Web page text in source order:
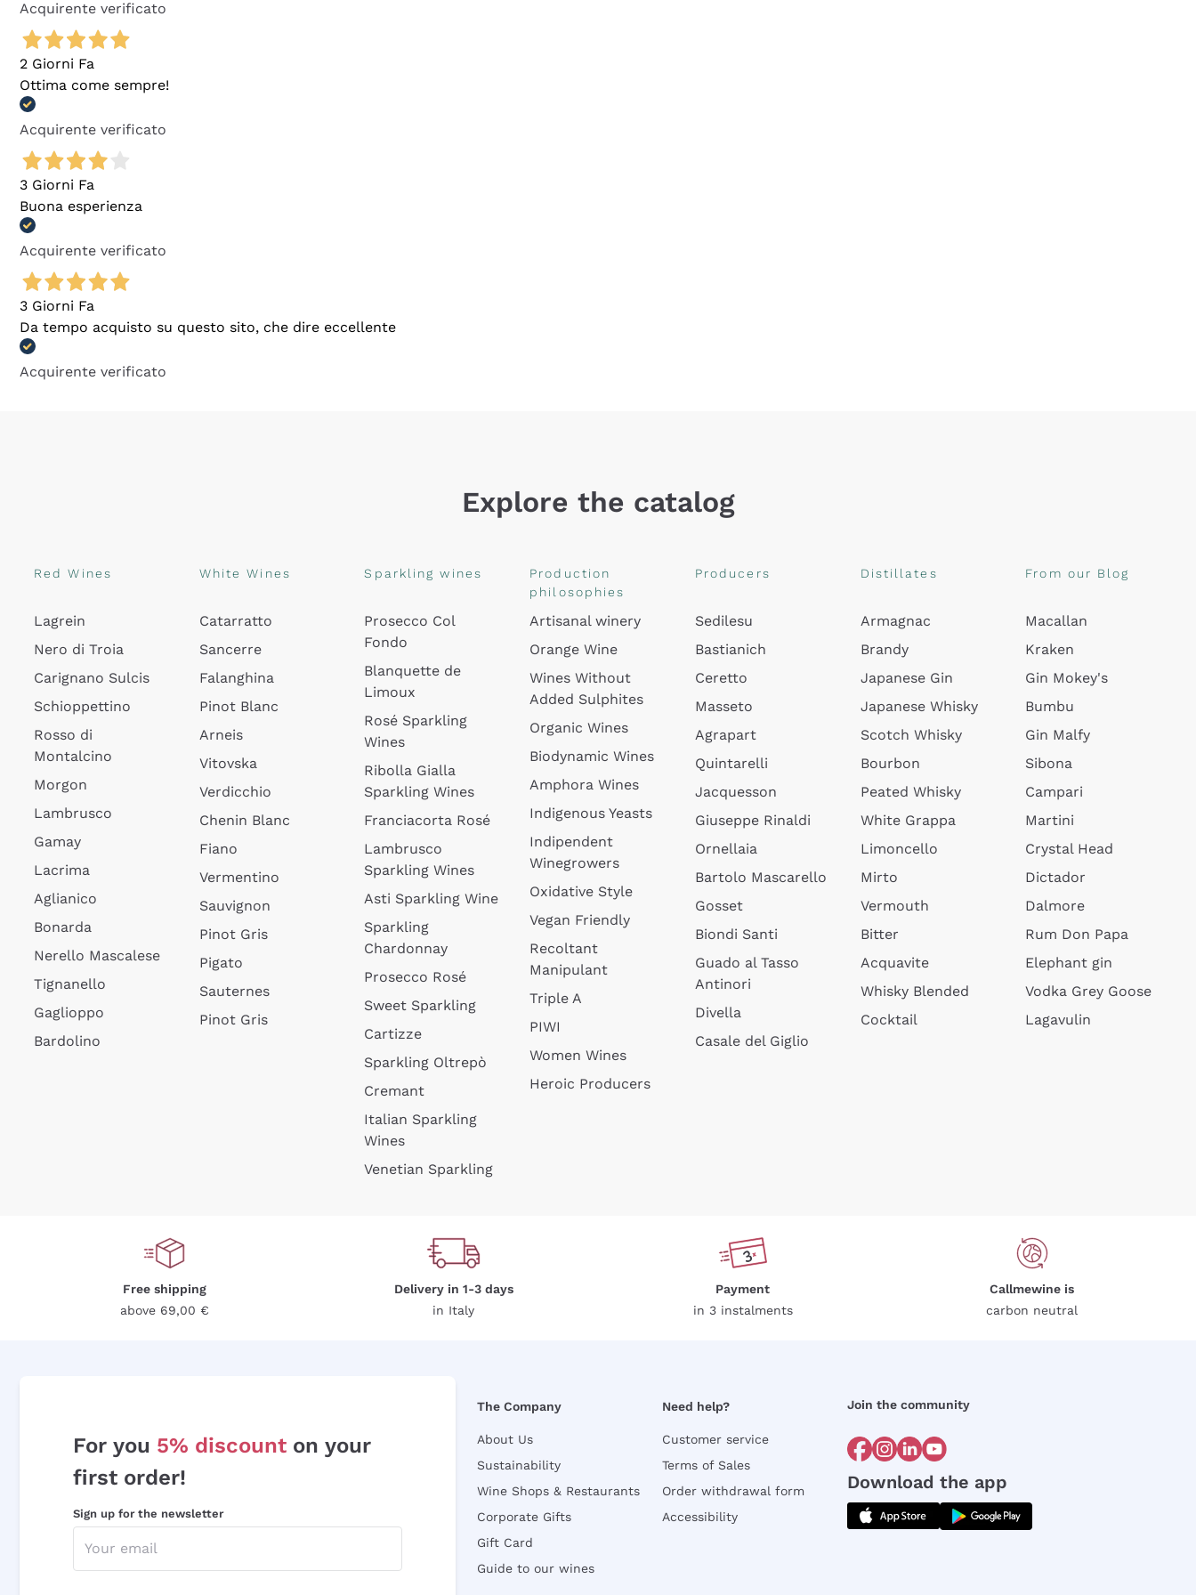
Acquirente verificato
2 Giorni Fa
Ottima come sempre!
Acquirente verificato
3 Giorni Fa
Buona esperienza
Acquirente verificato
3 Giorni Fa
Da tempo acquisto su questo sito, che dire eccellente
Acquirente verificato
Explore the catalog
Red Wines
Lagrein
Nero di Troia
Carignano Sulcis
Schioppettino
Rosso di
Montalcino
Morgon
Lambrusco
Gamay
Lacrima
Aglianico
Bonarda
Nerello Mascalese
Tignanello
Gaglioppo
Bardolino
White Wines
Catarratto
Sancerre
Falanghina
Pinot Blanc
Arneis
Vitovska
Verdicchio
Chenin Blanc
Fiano
Vermentino
Sauvignon
Pinot Gris
Pigato
Sauternes
Pinot Gris
Sparkling wines
Prosecco Col
Fondo
Blanquette de
Limoux
Rosé Sparkling
Wines
Ribolla Gialla
Sparkling Wines
Franciacorta Rosé
Lambrusco
Sparkling Wines
Asti Sparkling Wine
Sparkling
Chardonnay
Prosecco Rosé
Sweet Sparkling
Cartizze
Sparkling Oltrepò
Cremant
Italian Sparkling
Wines
Venetian Sparkling
Production
philosophies
Artisanal winery
Orange Wine
Wines Without
Added Sulphites
Organic Wines
Biodynamic Wines
Amphora Wines
Indigenous Yeasts
Indipendent
Winegrowers
Oxidative Style
Vegan Friendly
Recoltant
Manipulant
Triple A
PIWI
Women Wines
Heroic Producers
Producers
Sedilesu
Bastianich
Ceretto
Masseto
Agrapart
Quintarelli
Jacquesson
Giuseppe Rinaldi
Ornellaia
Bartolo Mascarello
Gosset
Biondi Santi
Guado al Tasso
Antinori
Divella
Casale del Giglio
Distillates
Armagnac
Brandy
Japanese Gin
Japanese Whisky
Scotch Whisky
Bourbon
Peated Whisky
White Grappa
Limoncello
Mirto
Vermouth
Bitter
Acquavite
Whisky Blended
Cocktail
From our Blog
Macallan
Kraken
Gin Mokey's
Bumbu
Gin Malfy
Sibona
Campari
Martini
Crystal Head
Dictador
Dalmore
Rum Don Papa
Elephant gin
Vodka Grey Goose
Lagavulin
Free shipping
above 69,00 €
Delivery in 1-3 days
in Italy
Payment
in 3 instalments
Callmewine is
carbon neutral
For you 5% discount on your
first order!
Sign up for the newsletter
The Company
About Us
Sustainability
Wine Shops & Restaurants
Corporate Gifts
Gift Card
Guide to our wines
Need help?
Customer service
Terms of Sales
Order withdrawal form
Accessibility
Join the community
Download the app